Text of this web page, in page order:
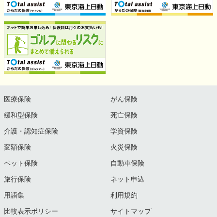
医療保険 がん保険
緩和型保険 死亡保険
介護・認知症保険 学資保険
変額保険 火災保険
ペット保険 自動車保険
旅行保険 ネット申込
用語集 利用規約
比較表示ポリシー サイトマップ